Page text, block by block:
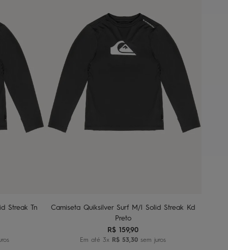
Streak Tn
Camiseta Quiksilver Surf M/l Solid Streak Kd
Preto
R$ 159,90
Em até3x R$ 53,30 sem juros